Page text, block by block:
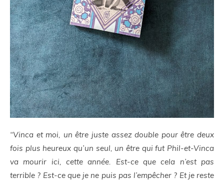
“Vinca et moi, un être juste assez double pour être deux
fois plus heureux qu’un seul, un être qui fut Phil-et-Vinca
va mourir ici, cette année. Est-ce que cela n’est pas
terrible ? Est-ce que je ne puis pas l’empêcher ? Et je reste